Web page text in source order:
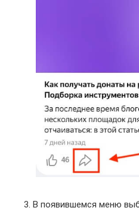
В появившемся меню